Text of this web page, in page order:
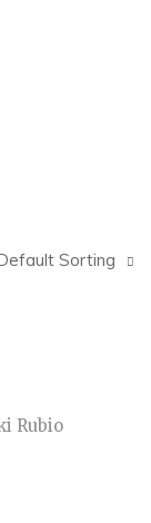
Sorting
Rubio